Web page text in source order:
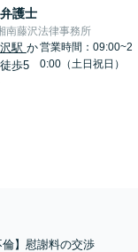
弁護士
南藤沢法律事務所
駅 か
歩5
営業時間：09:00~2
0:00（土日祝日）
】慰謝料の交渉